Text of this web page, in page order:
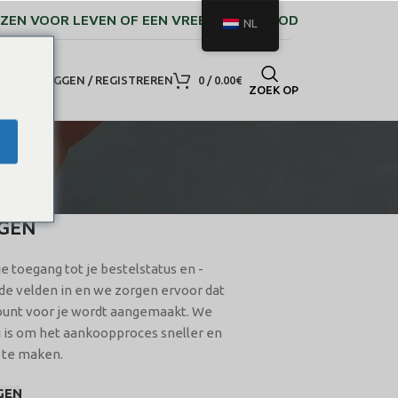
VOOR LEVEN OF EEN VREEDZAME DOOD
INLOGGEN / REGISTREREN 0 / 0.00€
ZOEK OP
toegang tot je bestelstatus en -
velden in en we zorgen ervoor dat
voor je wordt aangemaakt. We
om het aankoopproces sneller en
maken.
NL